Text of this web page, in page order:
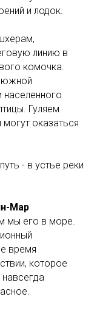
и лодок.
линию в
комочка.
южной
населенного
Гуляем
оказаться
- в устье реки
Мар
мы его в море.
время
которое